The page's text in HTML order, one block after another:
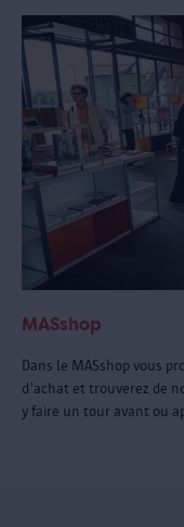
MASshop
Dans le MASshop vous
d'achat et trouverez de
y faire un tour avant ou